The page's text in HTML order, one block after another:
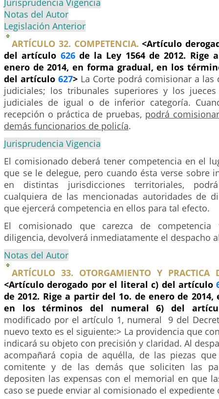
Jurisprudencia Vigencia
Notas del Autor
Legislación Anterior
ARTÍCULO 32. COMPETENCIA. <Artículo
del artículo 626de la Ley 1564 de 2012. Rige
enero de 2014, en forma gradual, en los
del artículo 627> La Corte podrá comisionar a las
judiciales; los tribunales superiores y los
judiciales de igual o de inferior categoría.
recepción o práctica de pruebas, podrá
demás funcionarios de policía.
Jurisprudencia Vigencia
El comisionado deberá tener competencia en el
que se le delegue, pero cuando ésta verse sobre
en distintas jurisdicciones territoriales,
cualquiera de las mencionadas autoridades de
que ejercerá competencia en ellos para tal efecto.
El comisionado que carezca de
diligencia, devolverá inmediatamente el despacho
Notas del Autor
ARTÍCULO 33. OTORGAMIENTO Y PRACTICA
<Artículo derogado por el literal c) del artículo
de 2012. Rige a partir del 1o. de enero de
en los términos del numeral 6) del
modificado por el artículo 1, numeral 9 del
nuevo texto es el siguiente:> La providencia que
indicará su objeto con precisión y claridad. Al
acompañará copia de aquélla, de las piezas
comitente y de las demás que soliciten las
depositen las expensas con el memorial en que
caso se puede enviar al comisionado el expediente